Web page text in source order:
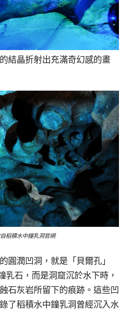
結晶折射出充滿奇幻感的畫
稻積水中鐘乳洞官網
圓潤凹洞，就是「貝爾孔」
乳石，而是洞窟沉於水下時，
石灰岩所留下的痕跡。這些凹
了稻積水中鐘乳洞曾經沉入水